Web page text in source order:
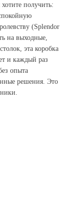
получить:
(Splendor
на выходные,
эта коробка
и каждый раз
опыта
решения. Это